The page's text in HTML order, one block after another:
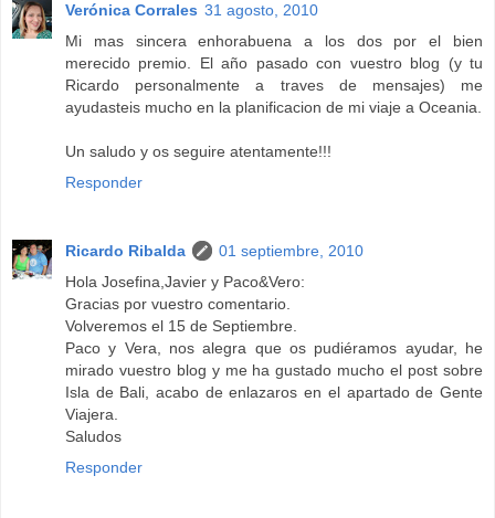
Verónica Corrales 31 agosto, 2010
Mi mas sincera enhorabuena a los dos por el bien
merecido premio. El año pasado con vuestro blog (y tu
Ricardo personalmente a traves de mensajes) me
ayudasteis mucho en la planificacion de mi viaje a Oceania.
Un saludo y os seguire atentamente!!!
Responder
Ricardo Ribalda
01 septiembre, 2010
Hola Josefina,Javier y Paco&Vero:
Gracias por vuestro comentario.
Volveremos el 15 de Septiembre.
Paco y Vera, nos alegra que os pudiéramos ayudar, he
mirado vuestro blog y me ha gustado mucho el post sobre
Isla de Bali, acabo de enlazaros en el apartado de Gente
Viajera.
Saludos
Responder